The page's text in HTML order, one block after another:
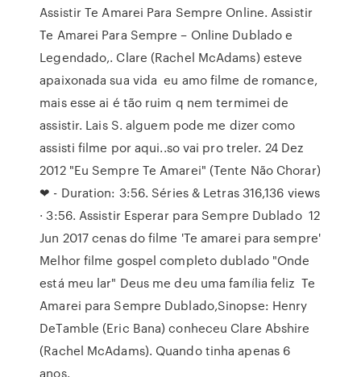
Assistir Te Amarei Para Sempre Online. Assistir
Te Amarei Para Sempre – Online Dublado e
Legendado,. Clare (Rachel McAdams) esteve
apaixonada sua vida eu amo filme de romance,
mais esse ai é tão ruim q nem termimei de
assistir. Lais S. alguem pode me dizer como
assisti filme por aqui..so vai pro treler. 24 Dez
2012 "Eu Sempre Te Amarei" (Tente Não Chorar)
❤ - Duration: 3:56. Séries & Letras 316,136 views
· 3:56. Assistir Esperar para Sempre Dublado 12
Jun 2017 cenas do filme 'Te amarei para sempre'
Melhor filme gospel completo dublado "Onde
está meu lar" Deus me deu uma família feliz Te
Amarei para Sempre Dublado,Sinopse: Henry
DeTamble (Eric Bana) conheceu Clare Abshire
(Rachel McAdams). Quando tinha apenas 6
anos.